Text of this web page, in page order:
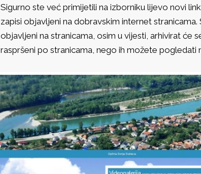
Sigurno ste već primijetili na izborniku lijevo novi
zapisi objavljeni na dobravskim internet
objavljeni na stranicama, osim u vijesti, arhivirat će
raspršeni po stranicama, nego ih možete pogledati